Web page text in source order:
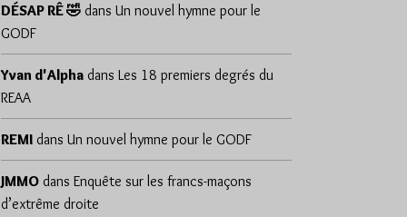
DÉSAP RÊ 🤣 dans Un nouvel hymne pour le
GODF
Yvan d'Alpha dans Les 18 premiers degrés du
REAA
REMI dans Un nouvel hymne pour le GODF
JMMO dans Enquête sur les francs-maçons
d’extrême droite